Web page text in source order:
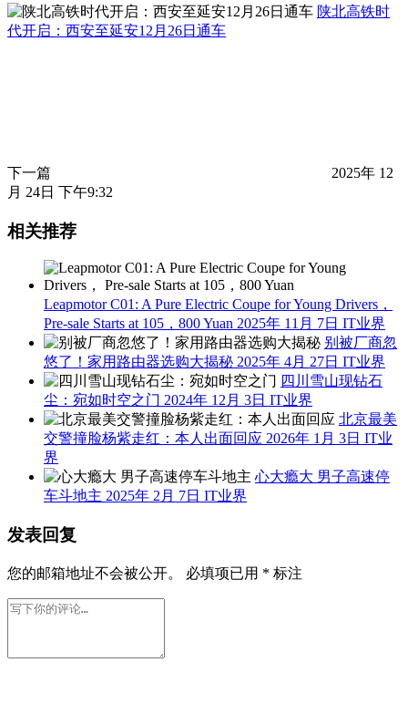
陕北高铁时
代开启：西安至延安12月26日通车
下一篇
2025年 12
月 24日 下午9:32
相关推荐
Leapmotor C01: A Pure Electric Coupe for Young Drivers，
Pre-sale Starts at 105，800 Yuan 2025年 11月 7日 IT业界
别被厂商忽
悠了！家用路由器选购大揭秘 2025年 4月 27日 IT业界
四川雪山现钻石
尘：宛如时空之门 2024年 12月 3日 IT业界
北京最美
交警撞脸杨紫走红：本人出面回应 2026年 1月 3日 IT业
界
心大瘾大 男子高速停
车斗地主 2025年 2月 7日 IT业界
发表回复
您的邮箱地址不会被公开。 必填项已用 * 标注